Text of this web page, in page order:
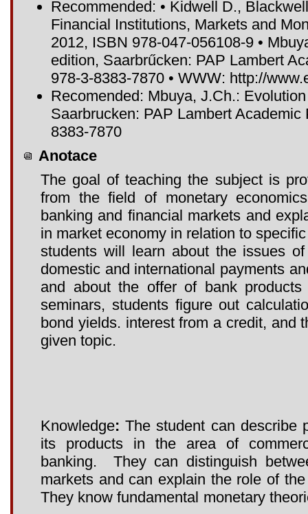
Recommended: • Kidwell D.,
Financial Institutions, Markets and
2012, ISBN 978-047-056108-9 •
edition, Saarbrűcken: PAP Lambert
978-3-8383-7870 • WWW: http://
Recomended: Mbuya, J.Ch.:
Saarbrucken: PAP Lambert
8383-7870
Anotace
The goal of teaching the subject is
from the field of monetary
banking and financial markets and
in market economy in relation to
students will learn about the issues
domestic and international payments
and about the offer of bank
seminars, students figure out
bond yields. interest from a credit, and
given topic.
Knowledge: The student can describe
its products in the area of
banking. They can distinguish
markets and can explain the role of
They know fundamental monetary